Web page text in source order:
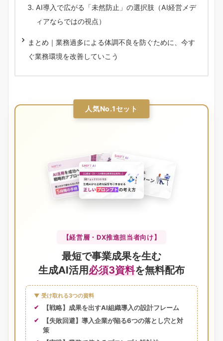
AI導入で広がる「未然防止」の選択肢（AI経営メデ
ィアならではの視点）
まとめ｜業務過多による体調不良を防ぐために、今す
ぐ業務環境を改善していこう
人気No.1セット
【経営層・DX推進担当者向け】
最短で事業成果を生む
生成AI活用必須3資料を無料配布
▼ 受け取れる3つの資料
【戦略】成果を出すAI組織導入の設計フレーム
【失敗回避】導入企業が陥る6つの落とし穴と対
策